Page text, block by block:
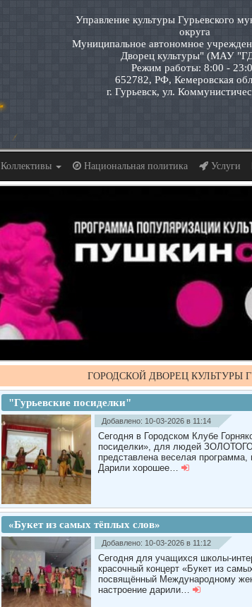
Управление культуры Гурьевского
округа
Муниципальное автономное
Дворец культуры" (МАУ
Режим работы: 8:00 -
652782, РФ, Кемеровская
г. Гурьевск, ул.
Коллективы Национальная политика Услуги
ГОРОДСКОЙ ДВОРЕЦ КУЛЬТУРЫ
"Гурьевские посиделки"
Добавлено: 10-03-2026 в 11:14
Сегодня в Городском Клубе
посиделки», для людей
представлена веселая
Дарили хорошее…
«Букет из самых тёплых слов»
Добавлено: 10-03-2026 в 11:12
Сегодня для учащихся школы-
красочный концерт «Букет из
посвящённый Международному
настроение дарили…